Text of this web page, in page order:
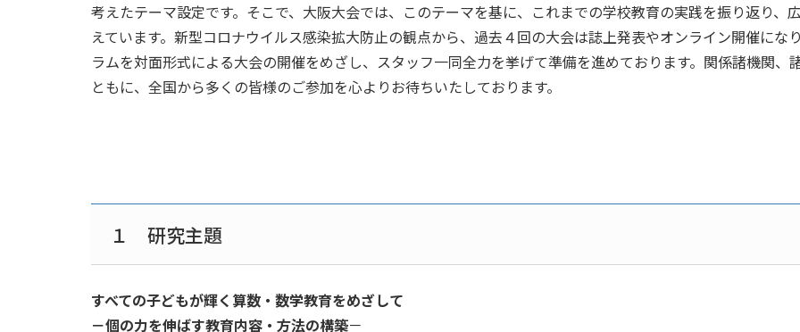
考えたテーマ設定です。そこで、大阪大会では、このテーマを基に、これまでの学校教育の実践を振り返り、
えています。新型コロナウイルス感染拡大防止の観点から、過去４回の大会は誌上発表やオンライン開催にな
ラムを対面形式による大会の開催をめざし、スタッフ一同全力を挙げて準備を進めております。関係諸機関
ともに、全国から多くの皆様のご参加を心よりお待ちいたしております。
１ 研究主題
すべての子どもが輝く算数・数学教育をめざして
－個の力を伸ばす教育内容・方法の構築－